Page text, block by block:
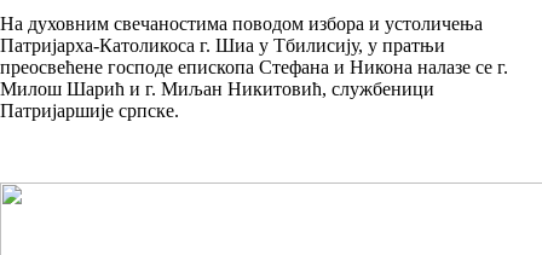
На духовним свечаностима поводом избора и устоличења
Патријарха-Католикоса г. Шиа у Тбилисију, у пратњи
преосвећене господе епископа Стефана и Никона налазе се г.
Милош Шарић и г. Миљан Никитовић, службеници
Патријаршије српске.